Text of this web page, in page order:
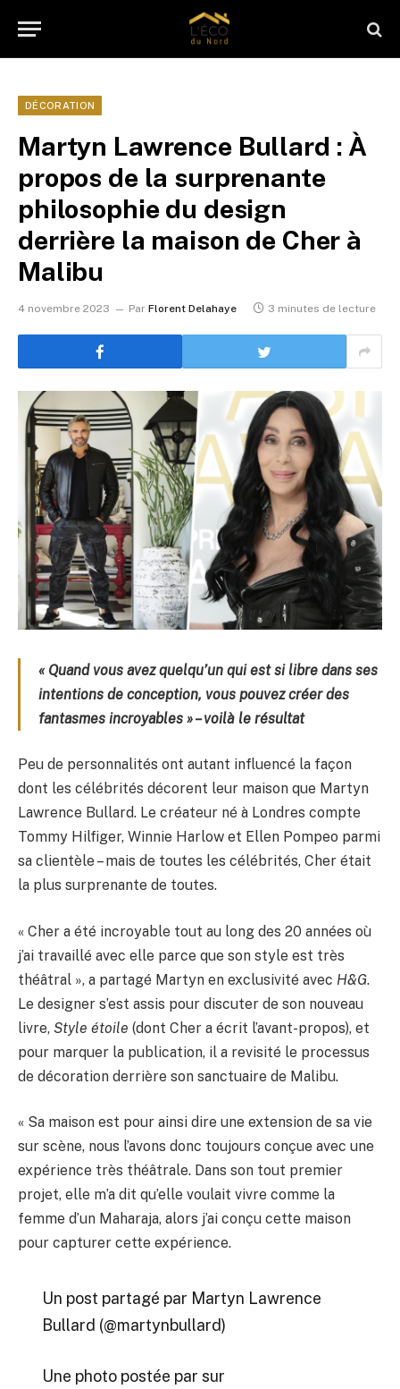
DÉCORATION
Martyn Lawrence Bullard : À
propos de la surprenante
philosophie du design
derrière la maison de Cher à
Malibu
4 novembre 2023 Par Florent Delahaye 3 minutes de lecture
« Quand vous avez quelqu’un qui est si libre dans ses
intentions de conception, vous pouvez créer des
fantasmes incroyables » – voilà le résultat
Peu de personnalités ont autant influencé la façon
dont les célébrités décorent leur maison que Martyn
Lawrence Bullard. Le créateur né à Londres compte
Tommy Hilfiger, Winnie Harlow et Ellen Pompeo parmi
sa clientèle – mais de toutes les célébrités, Cher était
la plus surprenante de toutes.
« Cher a été incroyable tout au long des 20 années où
j’ai travaillé avec elle parce que son style est très
théâtral », a partagé Martyn en exclusivité avec H&G.
Le designer s’est assis pour discuter de son nouveau
livre, Style étoile (dont Cher a écrit l’avant-propos), et
pour marquer la publication, il a revisité le processus
de décoration derrière son sanctuaire de Malibu.
« Sa maison est pour ainsi dire une extension de sa vie
sur scène, nous l’avons donc toujours conçue avec une
expérience très théâtrale. Dans son tout premier
projet, elle m’a dit qu’elle voulait vivre comme la
femme d’un Maharaja, alors j’ai conçu cette maison
pour capturer cette expérience.
Un post partagé par Martyn Lawrence
Bullard (@martynbullard)
Une photo postée par sur